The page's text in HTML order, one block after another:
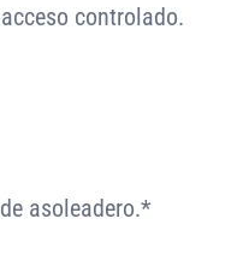
controlado.
asoleadero.*